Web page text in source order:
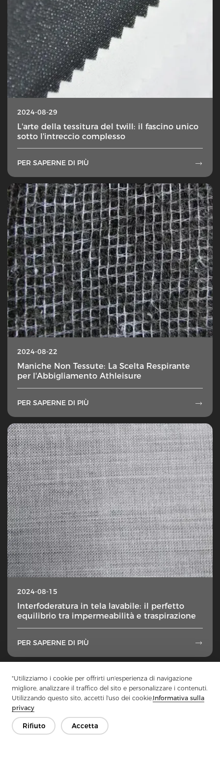
"Utilizziamo i cookie per offrirti un'esperienza di navigazione
migliore, analizzare il traffico del sito e personalizzare i contenuti.
Utilizzando questo sito, accetti l'uso dei cookie.Informativa sulla
privacy
Rifiuto Accetta
2024-08-29
L'arte della tessitura del twill: il fascino unico
sotto l'intreccio complesso
PER SAPERNE DI PIÙ 
2024-08-22
Maniche Non Tessute: La Scelta Respirante
per l'Abbigliamento Athleisure
PER SAPERNE DI PIÙ 
2024-08-15
Interfoderatura in tela lavabile: il perfetto
equilibrio tra impermeabilità e traspirazione
PER SAPERNE DI PIÙ 
1 ... 14 15 16 17 18 ... 50
Contattaci